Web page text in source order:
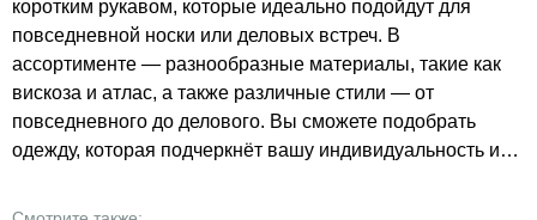
коротким рукавом, которые идеально подойдут для
повседневной носки или деловых встреч. В
ассортименте — разнообразные материалы, такие как
вискоза и атлас, а также различные стили — от
повседневного до делового. Вы сможете подобрать
одежду, которая подчеркнёт вашу индивидуальность и
низким ценам, чтобы вы могли выглядеть модно и